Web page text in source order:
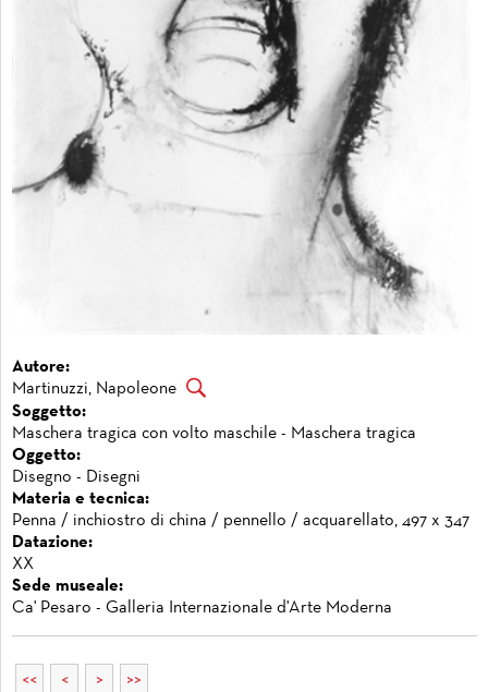
Autore:
Martinuzzi, Napoleone
Soggetto:
Maschera tragica con volto maschile - Maschera tragica
Oggetto:
Disegno - Disegni
Materia e tecnica:
Penna / inchiostro di china / pennello / acquarellato, 497 x 347
Datazione:
XX
Sede museale:
Ca' Pesaro - Galleria Internazionale d'Arte Moderna
<< < > >>